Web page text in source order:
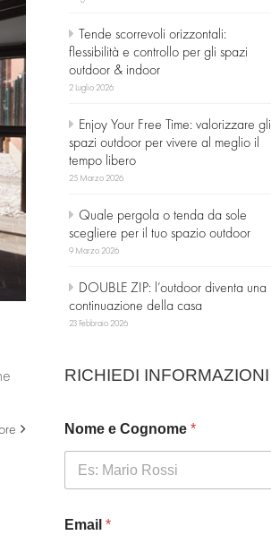
Tende scorrevoli orizzontali:
flessibilità e controllo per gli spazi
outdoor & indoor
2 Luglio 2026
Enjoy Your Free Time: valorizzare gli
spazi outdoor per vivere al meglio il
tempo libero
25 Marzo 2026
Quale pergola o tenda da sole
scegliere per il tuo spazio outdoor
9 Marzo 2026
DOUBLE ZIP: l’outdoor diventa una
continuazione della casa
23 Febbraio 2026
RICHIEDI INFORMAZIONI
Nome e Cognome *
Email *